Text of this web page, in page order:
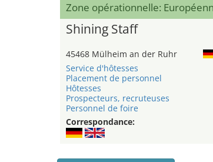
Zone opérationnelle:
Shining Staff
45468 Mülheim an der Ruhr
Service d'hôtesses
Placement de personnel
Hôtesses
Prospecteurs, recruteuses
Personnel de foire
Correspondance: